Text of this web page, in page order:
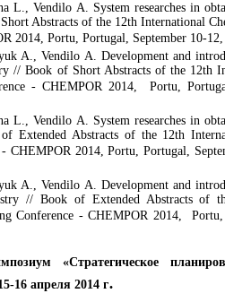
L., Vendilo A. System researches in
Abstracts of the 12th International
2014, Portu, Portugal, September 10-
A., Vendilo A. Development and
// Book of Short Abstracts of the 12th
- CHEMPOR 2014, Portu,
L., Vendilo A. System researches in
Extended Abstracts of the 12th
CHEMPOR 2014, Portu, Portugal,
A., Vendilo A. Development and
// Book of Extended Abstracts of
Conference - CHEMPOR 2014, Portu,
«Стратегическое
16 апреля 2014 г.